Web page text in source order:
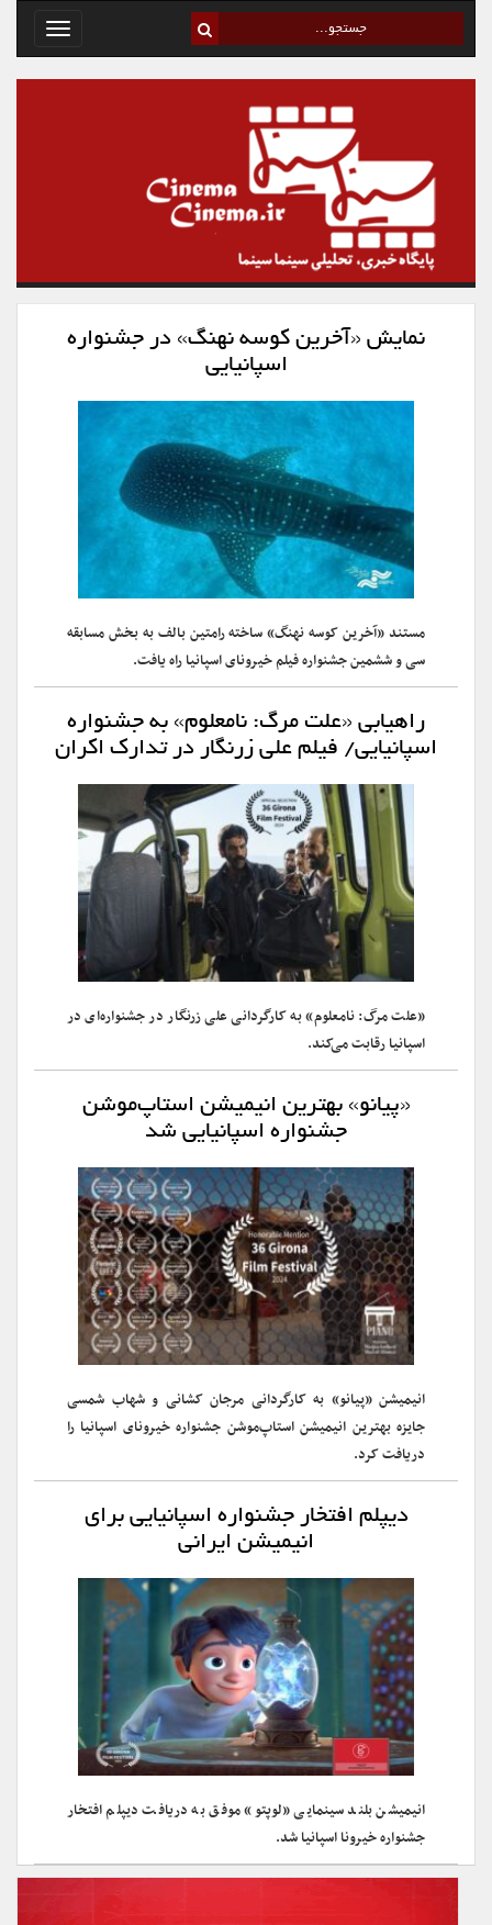
Toggle
نمایش «آخرین کوسه نهنگ» در جشنواره
اسپانیایی
مستند «آخرین کوسه نهنگ» ساخته رامتین بالف به بخش مسابقه
سی و ششمین جشنواره فیلم خیرونای اسپانیا راه یافت.
راهیابی «علت مرگ: نامعلوم» به جشنواره
اسپانیایی/ فیلم علی زرنگار در تدارک اکران
«علت مرگ: نامعلوم» به کارگردانی علی زرنگار در جشنواره‌ای در
اسپانیا رقابت می‌کند.
«پیانو» بهترین انیمیشن استاپ‌موشن
جشنواره اسپانیایی شد
انیمیشن «پیانو» به کارگردانی مرجان کشانی و شهاب شمسی
جایزه بهترین انیمیشن استاپ‌موشن جشنواره خیرونای اسپانیا را
دریافت کرد.
دیپلم افتخار جشنواره اسپانیایی برای
انیمیشن ایرانی
انیمیشن بلند سینمایی «لوپتو» موفق به دریافت دیپلم افتخار
جشنواره خیرونا اسپانیا شد.